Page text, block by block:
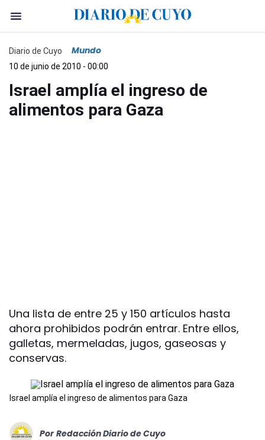
Diario de Cuyo Mundo
10 de junio de 2010 - 00:00
Israel amplía el ingreso de
alimentos para Gaza
Una lista de entre 25 y 150 artículos hasta
ahora prohibidos podrán entrar. Entre ellos,
galletas, mermeladas, jugos, gaseosas y
conservas.
Israel amplía el ingreso de alimentos para Gaza
Por Redacción Diario de Cuyo